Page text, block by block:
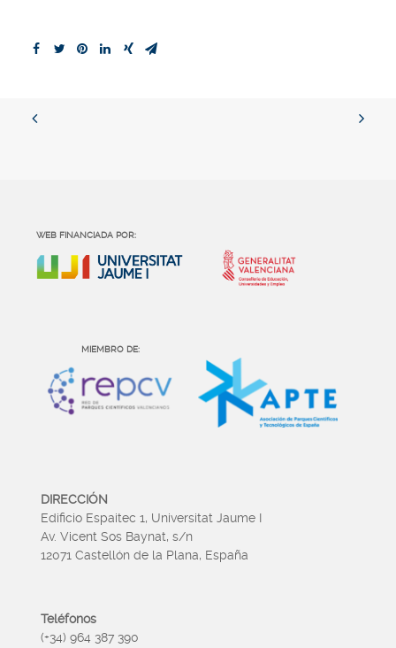
WEB FINANCIADA POR:
MIEMBRO DE:
DIRECCIÓN
Edificio Espaitec 1, Universitat Jaume I
Av. Vicent Sos Baynat, s/n
12071 Castellón de la Plana, España
Teléfonos
(+34) 964 387 390